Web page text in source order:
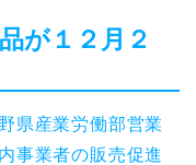
が１２月２
県産業労働部営業
事業者の販売促進